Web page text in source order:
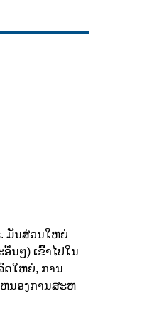
ມັນສ່ວນໃຫຍ່
ນໆ) ເຂົ້າໄປໃນ
ດໃຫຍ່, ການ
ຫນອງການສະຫ